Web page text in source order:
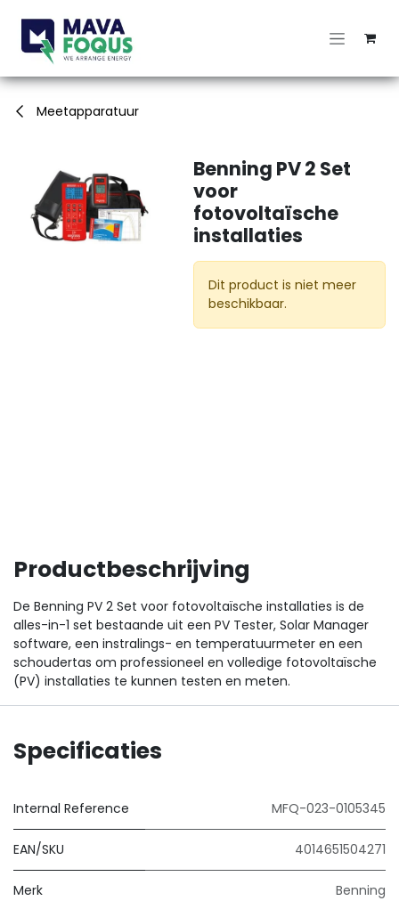
Meetapparatuur
Benning PV 2 Set
voor
fotovoltaïsche
installaties
Dit product is niet meer
beschikbaar.
Productbeschrijving
De Benning PV 2 Set voor fotovoltaïsche installaties is de
alles-in-1 set bestaande uit een PV Tester, Solar Manager
software, een instralings- en temperatuurmeter en een
schoudertas om professioneel en volledige fotovoltaïsche
(PV) installaties te kunnen testen en meten.
Specificaties
Internal Reference MFQ-023-0105345
EAN/SKU 4014651504271
Merk Benning